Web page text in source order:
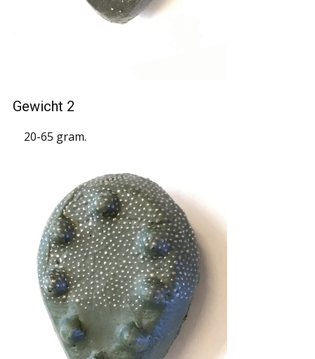
Gewicht 2
20-65 gram.